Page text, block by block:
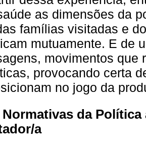
as dimensões da
famílias visitadas e
mutuamente. E de
movimentos que
provocando certa
no jogo da
Normativas da
a